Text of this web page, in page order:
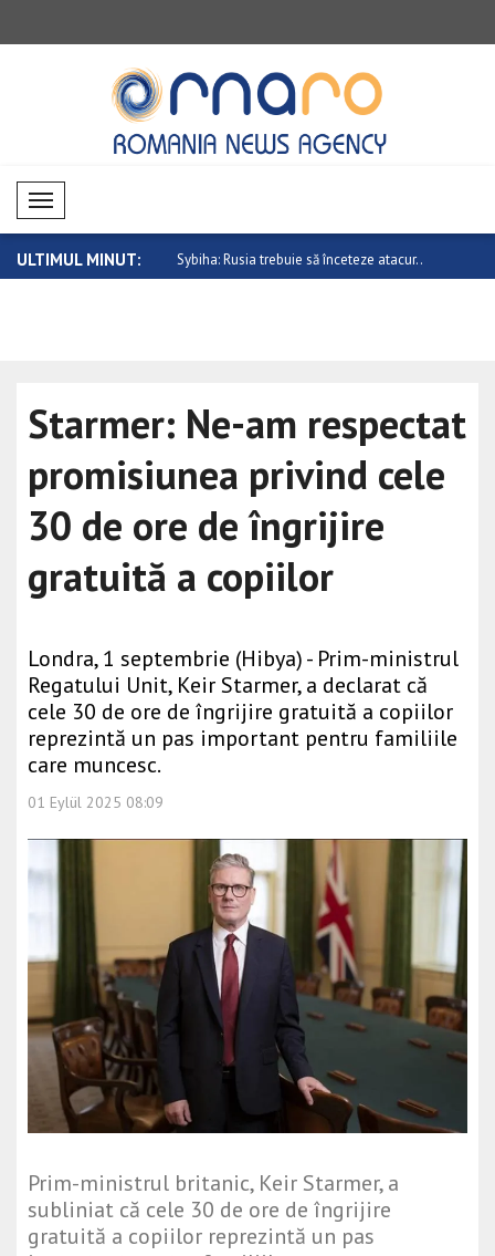
Mobil Menü
ULTIMUL MINUT:
predominant laterală, Sybiha: Rusia trebuie să înceteze atacur..
Starmer: Ne-am respectat
promisiunea privind cele
30 de ore de îngrijire
gratuită a copiilor
Londra, 1 septembrie (Hibya) - Prim-ministrul
Regatului Unit, Keir Starmer, a declarat că
cele 30 de ore de îngrijire gratuită a copiilor
reprezintă un pas important pentru familiile
care muncesc.
01 Eylül 2025 08:09
Prim-ministrul britanic, Keir Starmer, a
subliniat că cele 30 de ore de îngrijire
gratuită a copiilor reprezintă un pas